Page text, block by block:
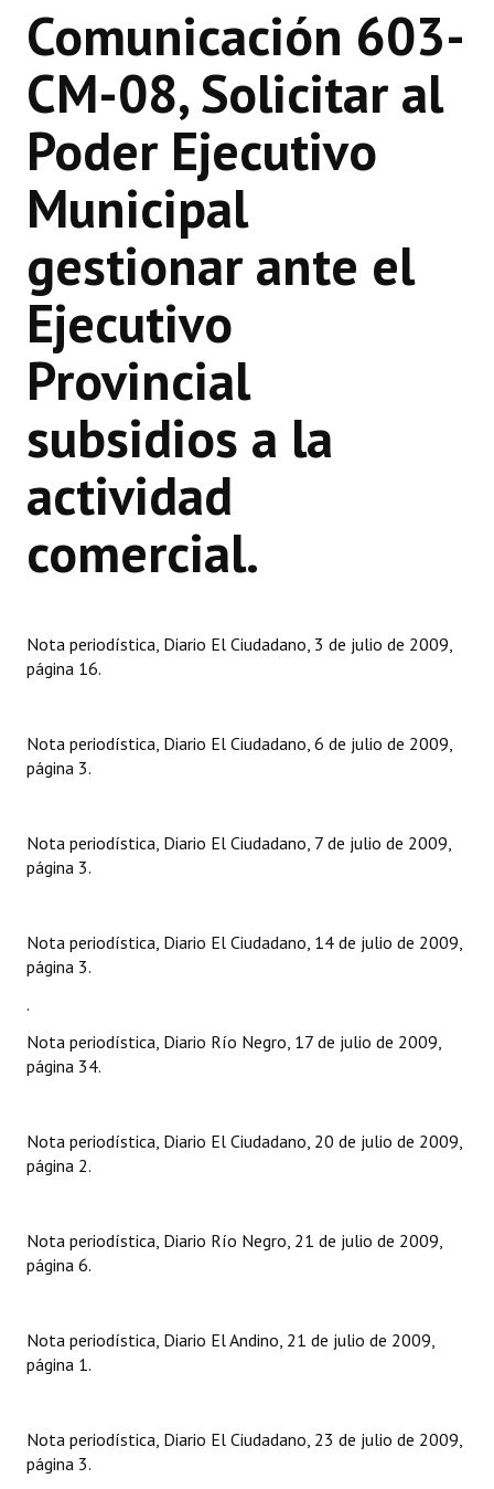
INSTITUCIONAL
Antiguos Pobladores
Noticias Destacadas
Registros y Distinciones
Datos Históricos
Premio al Mérito - Registro
Audiencias Públicas - Registro
Mujeres que Dejaron Huellas - Registro
Periodistas Decanos - Registro
Ciudadano Ilustre - Registro
Banca del Vecino - Registro
Huéspedes de Honor - Registro
Antiguos Pobladores - Registro
Bariloche, Municipio intercultural
REFORMA DE LA CARTA ORGÁNICA
Comunicación 603-
CM-08, Solicitar al
Poder Ejecutivo
Municipal
gestionar ante el
Ejecutivo
Provincial
subsidios a la
actividad
comercial.
Nota periodística, Diario El Ciudadano, 3 de julio de 2009,
página 16.
Nota periodística, Diario El Ciudadano, 6 de julio de 2009,
página 3.
Nota periodística, Diario El Ciudadano, 7 de julio de 2009,
página 3.
Nota periodística, Diario El Ciudadano, 14 de julio de 2009,
página 3.
.
Nota periodística, Diario Río Negro, 17 de julio de 2009,
página 34.
Nota periodística, Diario El Ciudadano, 20 de julio de 2009,
página 2.
Nota periodística, Diario Río Negro, 21 de julio de 2009,
página 6.
Nota periodística, Diario El Andino, 21 de julio de 2009,
página 1.
Nota periodística, Diario El Ciudadano, 23 de julio de 2009,
página 3.